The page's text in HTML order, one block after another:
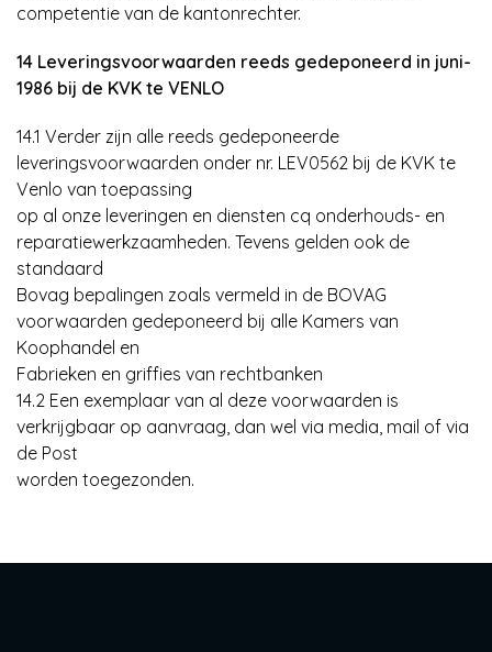
competentie van de kantonrechter.
14 Leveringsvoorwaarden reeds gedeponeerd in juni-
1986 bij de KVK te VENLO
14.1 Verder zijn alle reeds gedeponeerde
leveringsvoorwaarden onder nr. LEV0562 bij de KVK te
Venlo van toepassing
op al onze leveringen en diensten cq onderhouds- en
reparatiewerkzaamheden. Tevens gelden ook de
standaard
Bovag bepalingen zoals vermeld in de BOVAG
voorwaarden gedeponeerd bij alle Kamers van
Koophandel en
Fabrieken en griffies van rechtbanken
14.2 Een exemplaar van al deze voorwaarden is
verkrijgbaar op aanvraag, dan wel via media, mail of via
de Post
worden toegezonden.